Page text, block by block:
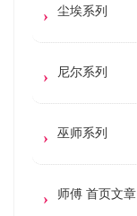
尘埃系列
尼尔系列
巫师系列
师傅 首页文章